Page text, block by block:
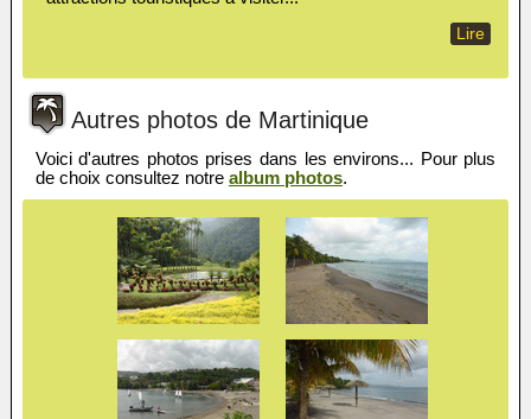
Lire
Autres photos de Martinique
Voici d'autres photos prises dans les environs... Pour plus
de choix consultez notre album photos.